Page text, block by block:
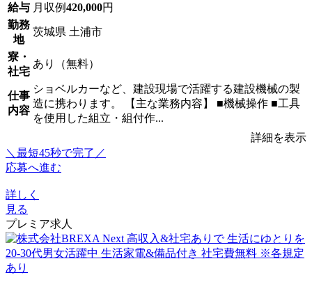
給与 月収例420,000円
勤務
地
茨城県 土浦市
寮・
社宅
あり（無料）
仕事
内容
ショベルカーなど、建設現場で活躍する建設機械の製
造に携わります。 【主な業務内容】 ■機械操作 ■工具
を使用した組立・組付作...
詳細を表示
＼最短45秒で完了／
応募へ進む
詳しく
見る
プレミア求人